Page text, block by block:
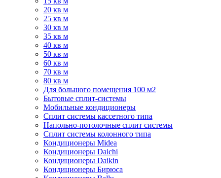
20 кв м
25 кв м
30 кв м
35 кв м
40 кв м
50 кв м
60 кв м
70 кв м
80 кв м
Для большого помещения 100 м2
Бытовые сплит-системы
Мобильные кондиционеры
Сплит системы кассетного типа
Напольно-потолочные сплит системы
Сплит системы колонного типа
Кондиционеры Midea
Кондиционеры Daichi
Кондиционеры Daikin
Кондиционеры Бирюса